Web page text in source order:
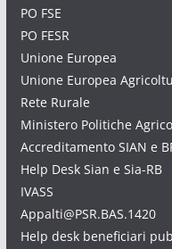
PO FSE
PO FESR
Unione Europea
Unione Europea
Rete Rurale
Ministero Politiche
Accreditamento SIAN e
Help Desk Sian e Sia-RB
IVASS
Appalti@PSR.BAS.1420
Help desk beneficiari